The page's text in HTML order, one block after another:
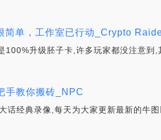
简单，工作室已行动_Crypto
升级胚子卡,许多玩家都没注意到
手教你搬砖_NPC
经典录像,每天为大家更新最新的牛